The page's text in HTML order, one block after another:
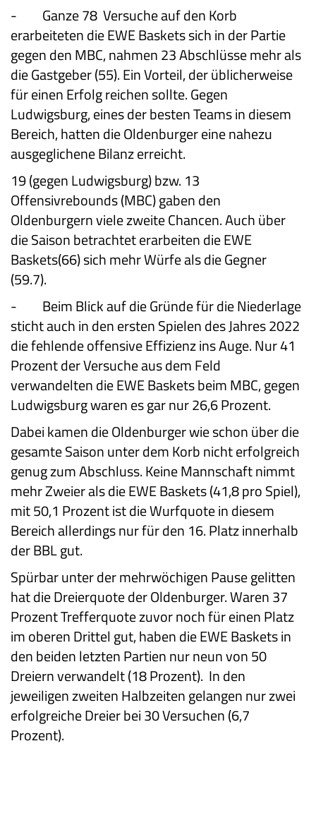
-
Ganze 78 Versuche auf den Korb
erarbeiteten die EWE Baskets sich in der Partie
gegen den MBC, nahmen 23 Abschlüsse mehr als
die Gastgeber (55). Ein Vorteil, der üblicherweise
für einen Erfolg reichen sollte. Gegen
Ludwigsburg, eines der besten Teams in diesem
Bereich, hatten die Oldenburger eine nahezu
ausgeglichene Bilanz erreicht.
19 (gegen Ludwigsburg) bzw. 13
Offensivrebounds (MBC) gaben den
Oldenburgern viele zweite Chancen. Auch über
die Saison betrachtet erarbeiten die EWE
Baskets(66) sich mehr Würfe als die Gegner
(59.7).
-
Beim Blick auf die Gründe für die Niederlage
sticht auch in den ersten Spielen des Jahres 2022
die fehlende offensive Effizienz ins Auge. Nur 41
Prozent der Versuche aus dem Feld
verwandelten die EWE Baskets beim MBC, gegen
Ludwigsburg waren es gar nur 26,6 Prozent.
Dabei kamen die Oldenburger wie schon über die
gesamte Saison unter dem Korb nicht erfolgreich
genug zum Abschluss. Keine Mannschaft nimmt
mehr Zweier als die EWE Baskets (41,8 pro Spiel),
mit 50,1 Prozent ist die Wurfquote in diesem
Bereich allerdings nur für den 16. Platz innerhalb
der BBL gut.
Spürbar unter der mehrwöchigen Pause gelitten
hat die Dreierquote der Oldenburger. Waren 37
Prozent Trefferquote zuvor noch für einen Platz
im oberen Drittel gut, haben die EWE Baskets in
den beiden letzten Partien nur neun von 50
Dreiern verwandelt (18 Prozent). In den
jeweiligen zweiten Halbzeiten gelangen nur zwei
erfolgreiche Dreier bei 30 Versuchen (6,7
Prozent).